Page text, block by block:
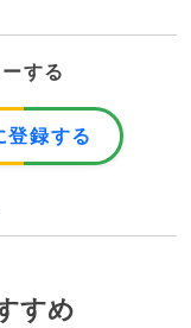
する
録する
すめ